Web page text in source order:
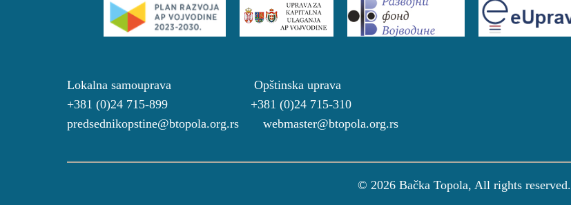
Lokalna samouprava Opštinska uprava
+381 (0)24 715-899 +381 (0)24 715-310
predsednikopstine@btopola.org.rs webmaster@btopola.org.rs
© 2026 Bačka Topola, All rights reserved.